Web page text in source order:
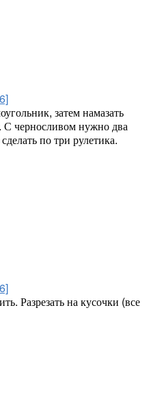
затем намазать
С черносливом нужно два
по три рулетика.
Разрезать на кусочки (все